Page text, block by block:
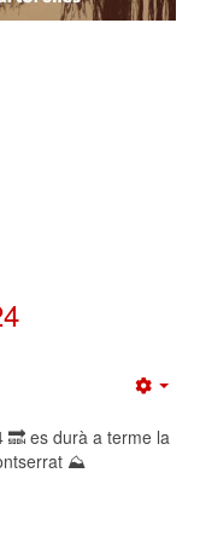
🔜 es durà a terme la
⛰️